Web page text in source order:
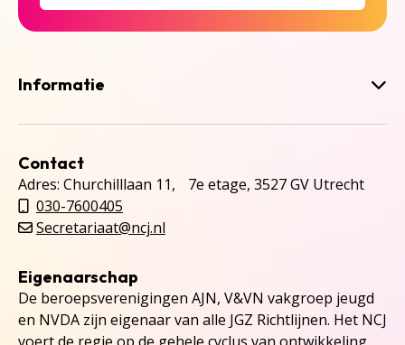
Informatie
Contact
Adres: Churchilllaan 11, 7e etage, 3527 GV Utrecht
030-7600405
Secretariaat@ncj.nl
Eigenaarschap
De beroepsverenigingen AJN, V&VN vakgroep jeugd
en NVDA zijn eigenaar van alle JGZ Richtlijnen. Het NCJ